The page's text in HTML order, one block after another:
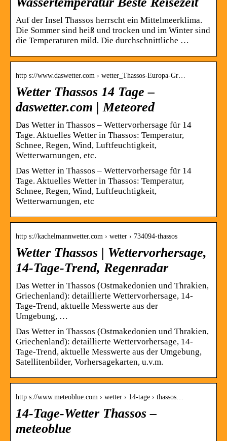
Auf der Insel Thassos herrscht ein Mittelmeerklima.
Die Sommer sind heiß und trocken und im Winter sind
die Temperaturen mild. Die durchschnittliche …
http s://www.daswetter.com › wetter_Thassos-Europa-Gr…
Wetter Thassos 14 Tage –
daswetter.com | Meteored
Das Wetter in Thassos – Wettervorhersage für 14
Tage. Aktuelles Wetter in Thassos: Temperatur,
Schnee, Regen, Wind, Luftfeuchtigkeit,
Wetterwarnungen, etc.
Das Wetter in Thassos – Wettervorhersage für 14
Tage. Aktuelles Wetter in Thassos: Temperatur,
Schnee, Regen, Wind, Luftfeuchtigkeit,
Wetterwarnungen, etc
http s://kachelmannwetter.com › wetter › 734094-thassos
Wetter Thassos | Wettervorhersage,
14-Tage-Trend, Regenradar
Das Wetter in Thassos (Ostmakedonien und Thrakien,
Griechenland): detaillierte Wettervorhersage, 14-
Tage-Trend, aktuelle Messwerte aus der
Umgebung, …
Das Wetter in Thassos (Ostmakedonien und Thrakien,
Griechenland): detaillierte Wettervorhersage, 14-
Tage-Trend, aktuelle Messwerte aus der Umgebung,
Satellitenbilder, Vorhersagekarten, u.v.m.
http s://www.meteoblue.com › wetter › 14-tage › thassos…
14-Tage-Wetter Thassos –
meteoblue